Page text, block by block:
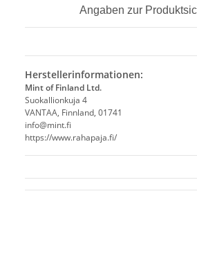
Angaben zur
Herstellerinformationen:
Mint of Finland Ltd.
Suokallionkuja 4
VANTAA, Finnland, 01741
info@mint.fi
https://www.rahapaja.fi/